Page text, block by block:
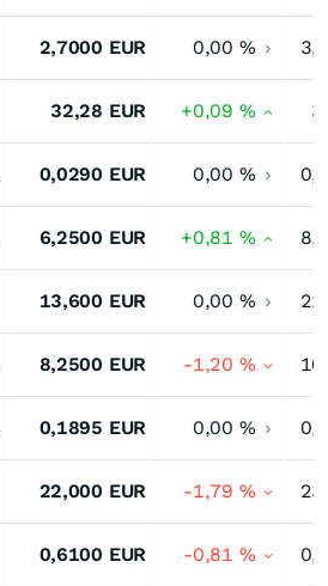
2,7000 EUR 0,00 %
32,28 EUR +0,09 %
0,0290 EUR 0,00 %
6,2500 EUR +0,81 %
13,600 EUR 0,00 %
8,2500 EUR -1,20 %
0,1895 EUR 0,00 %
22,000 EUR -1,79 %
0,6100 EUR -0,81 %